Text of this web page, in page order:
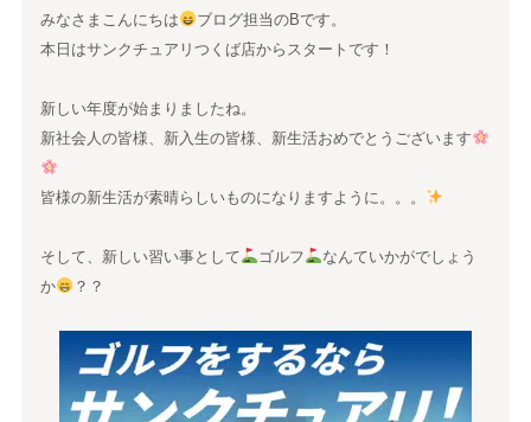
みなさまこんにちは
ブログ担当のBです。
本日はサンクチュアリつくば店からスタートです！
新しい年度が始まりましたね。
新社会人の皆様、新入生の皆様、新生活おめでとうございます
皆様の新生活が素晴らしいものになりますように。。。
そして、新しい習い事として ゴルフ
なんていかがでしょう
か
？？